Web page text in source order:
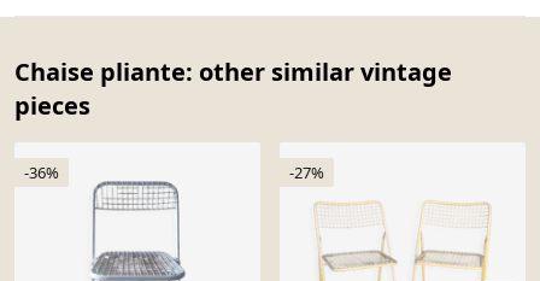
Chaise pliante: other similar vintage
pieces
-36% -27%